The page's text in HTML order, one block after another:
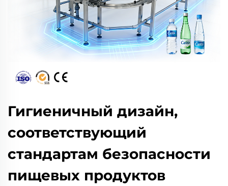
Гигиеничный дизайн,
соответствующий
стандартам безопасности
пищевых продуктов